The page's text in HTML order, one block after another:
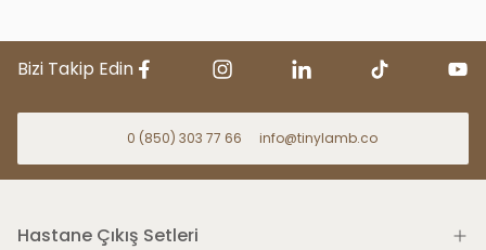
Bizi Takip Edin
0 (850) 303 77 66 info@tinylamb.co
Hastane Çıkış Setleri